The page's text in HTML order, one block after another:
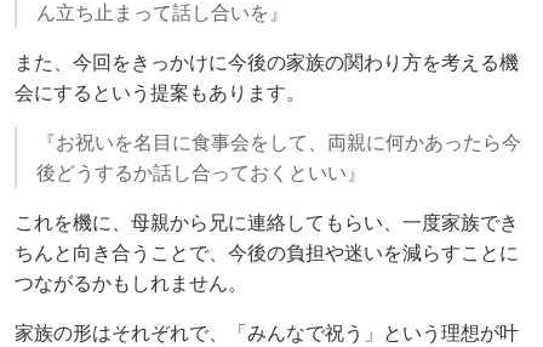
ん立ち止まって話し合いを』
また、今回をきっかけに今後の家族の関わり方を考える機
会にするという提案もあります。
『お祝いを名目に食事会をして、両親に何かあったら今
後どうするか話し合っておくといい』
これを機に、母親から兄に連絡してもらい、一度家族でき
ちんと向き合うことで、今後の負担や迷いを減らすことに
つながるかもしれません。
家族の形はそれぞれで、「みんなで祝う」という理想が叶